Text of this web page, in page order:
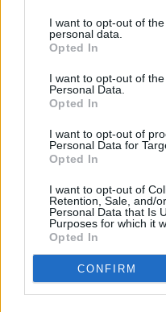
I want to opt-out of
personal data.
Opted In
I want to opt-out of
Personal Data.
Opted In
I want to opt-out of
Personal Data for
Opted In
I want to opt-out of
Retention, Sale, and/
Personal Data that Is
Purposes for which it
Opted In
CONFIRM
Το βράδυ, λάμπες
γύρω από το ξύλινο
φωτισμό,
Προβλέπεται επίσης
μασάζ